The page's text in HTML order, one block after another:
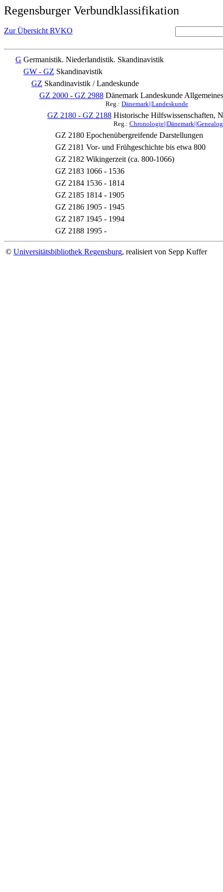
Regensburger Verbundklassifikation
Zur Übersicht RVKO
G Germanistik. Niederlandistik. Skandinavistik
GW - GZ Skandinavistik
GZ Skandinavistik / Landeskunde
GZ 2000 - GZ 2988 Dänemark Landeskunde
Reg.: Dänemark||Landeskunde
GZ 2180 - GZ 2188 Historische Hilfswissenschaften,
Reg.:
GZ 2180 Epochenübergreifende Darstellungen
GZ 2181 Vor- und Frühgeschichte bis etwa 800
GZ 2182 Wikingerzeit (ca. 800-1066)
GZ 2183 1066 - 1536
GZ 2184 1536 - 1814
GZ 2185 1814 - 1905
GZ 2186 1905 - 1945
GZ 2187 1945 - 1994
GZ 2188 1995 -
© Universitätsbibliothek Regensburg, realisiert von Sepp Kuffer